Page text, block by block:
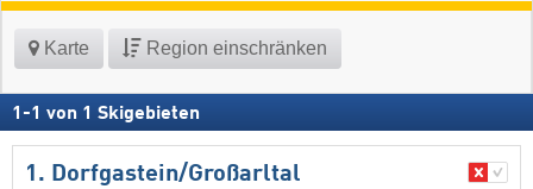
Karte Region einschränken
1 -1 von 1 Skigebieten
1. Dorfgastein/​Großarltal